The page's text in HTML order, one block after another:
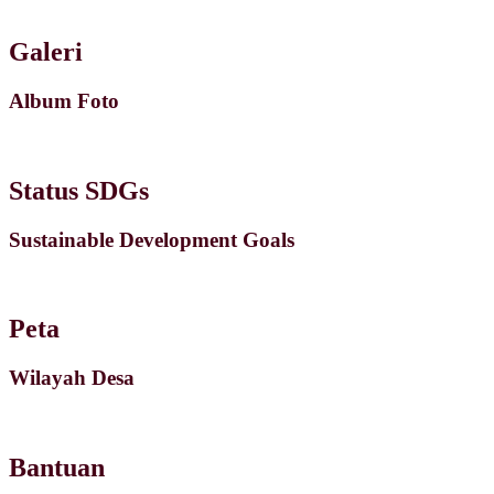
Galeri
Album Foto
Status SDGs
Sustainable Development Goals
Peta
Wilayah Desa
Bantuan